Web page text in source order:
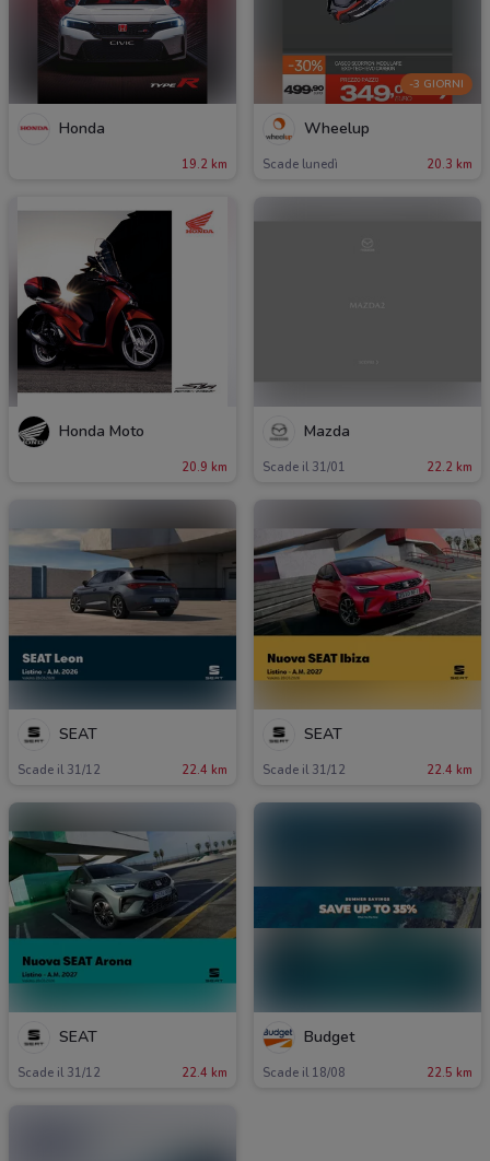
Honda
19.2 km
-3 GIORNI
Wheelup
Scade lunedì 20.3 km
Honda Moto
20.9 km
Mazda
Scade il 31/01 22.2 km
SEAT
Scade il 31/12 22.4 km
SEAT
Scade il 31/12 22.4 km
SEAT
Scade il 31/12 22.4 km
Budget
Scade il 18/08 22.5 km